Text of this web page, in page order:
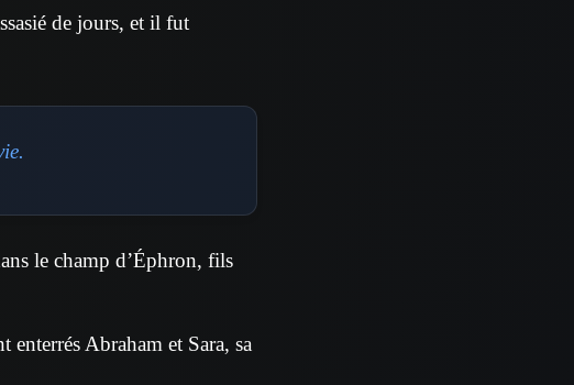
de jours, et il fut
le champ d’Éphron, fils
Abraham et Sara, sa